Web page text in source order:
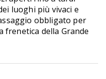
luoghi più vivaci e
obbligato per
frenetica della Grande